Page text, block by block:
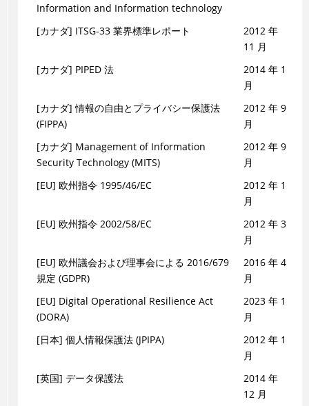
Information and Information technology
[カナダ] ITSG-33 業界標準レポート
2012 年
11 月
[カナダ] PIPED 法
2014 年 1
月
[カナダ] 情報の自由とプライバシー保護法
(FIPPA)
2012 年 9
月
[カナダ] Management of Information
Security Technology (MITS)
2012 年 9
月
[EU] 欧州指令 1995/46/EC
2012 年 1
月
[EU] 欧州指令 2002/58/EC
2012 年 3
月
[EU] 欧州議会および理事会による 2016/679
規定 (GDPR)
2016 年 4
月
[EU] Digital Operational Resilience Act
(DORA)
2023 年 1
月
[日本] 個人情報保護法 (JPIPA)
2012 年 1
月
[英国] データ保護法
2014 年
12 月